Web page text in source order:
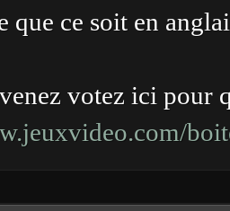
que ce soit en
votez ici pour